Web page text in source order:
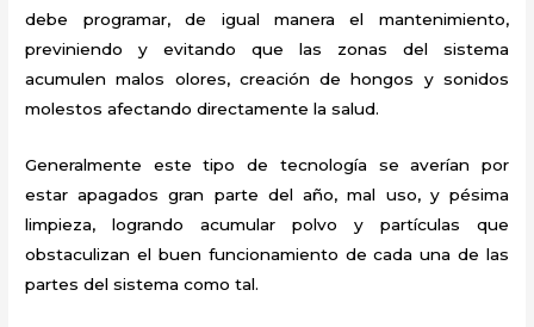
debe programar, de igual manera el mantenimiento,
previniendo y evitando que las zonas del sistema
acumulen malos olores, creación de hongos y sonidos
molestos afectando directamente la salud.
Generalmente este tipo de tecnología se averían por
estar apagados gran parte del año, mal uso, y pésima
limpieza, logrando acumular polvo y partículas que
obstaculizan el buen funcionamiento de cada una de las
partes del sistema como tal.